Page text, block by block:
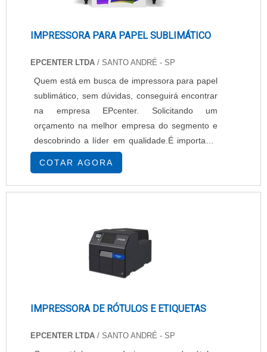
IMPRESSORA PARA PAPEL SUBLIMÁTICO
EPCENTER LTDA / SANTO ANDRÉ - SP
Quem está em busca de impressora para papel
sublimático, sem dúvidas, conseguirá encontrar
na empresa EPcenter. Solicitando um
orçamento na melhor empresa do segmento e
descobrindo a líder em qualidade.É importante
lembrar que o produto deve sempre ser
adquirido com empresas especializadas no
segmento. Esse tipo de cuidado ajuda a garantir
COTAR AGORA
IMPRESSORA DE RÓTULOS E ETIQUETAS
EPCENTER LTDA / SANTO ANDRÉ - SP